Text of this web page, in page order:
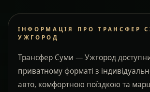
ІНФОРМАЦІЯ ПРО ТРАНСФЕР
УЖГОРОД
Трансфер Суми — Ужгород
приватному форматі з
авто, комфортною поїздкою та